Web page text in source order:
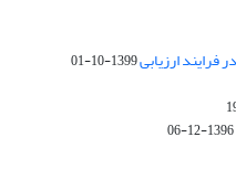
ارزیابی1399-10-01
1396-12-06